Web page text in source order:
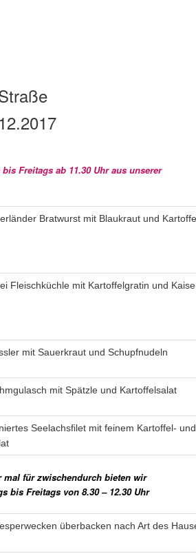
Freitags ab 11.30 Uhr aus unserer
Bratwurst mit Blaukraut und
Fleischküchle mit Kartoffelgratin und
mit Sauerkraut und Schupfnudeln
mit Spätzle und Kartoffelsalat
Seelachsfilet mit feinem Kartoffel-
mal für zwischendurch bieten wir
bis Freitags von 8.30 – 12.30 Uhr
überbacken nach Art des